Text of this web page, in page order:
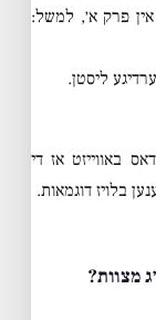
אין פרק א׳, למשל:
ליסטן.
דאס באווייזט אז די
בלויז דוגמאות.
מצוות?